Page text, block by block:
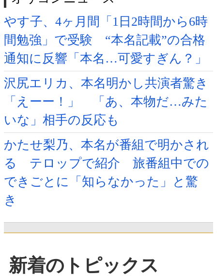
やす子、4ヶ月間「1日2時間から6時
間勉強」で受験 “本名記載”の合格
通知に反響「本名…可愛すぎん？」
沢尻エリカ、本名明かし共演者驚き
「えーー！」 「あ、本物だ…みた
いな」相手の反応も
かたせ梨乃、本名が番組で明かされ
る テロップで紹介 旅番組中での
できごとに「知らなかった」と驚
き
新着のトピックス